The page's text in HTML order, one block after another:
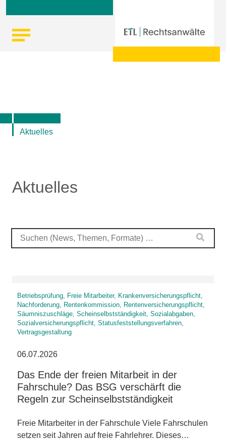
Skip
content
Aktuelles
Aktuelles
Betriebsprüfung, Freie Mitarbeiter, Krankenversicherungspflicht,
Nachforderung, Rentenkommission, Rentenversicherungspflicht,
Säumniszuschläge, Scheinselbstständigkeit, Sozialabgaben,
Sozialversicherungspflicht, Statusfeststellungsverfahren,
Vertragsgestaltung
06.07.2026
Das Ende der freien Mitarbeit in der
Fahrschule? Das BSG verschärft die
Regeln zur Scheinselbstständigkeit
Freie Mitarbeiter in der Fahrschule Viele Fahrschulen
setzen seit Jahren auf freie Fahrlehrer. Dieses…